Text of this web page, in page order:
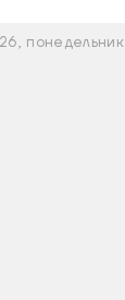
понедельник